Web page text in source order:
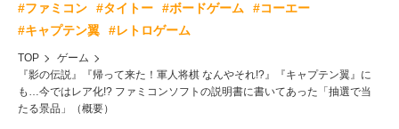
#ファミコン #タイトー #ボードゲーム
#コーエー
#キャプテン翼
#レトロゲーム
TOP
ゲーム
『影の伝説』『帰って来た！軍人将棋 なんやそれ!?』『キャプテン翼』に
も…今ではレア化!? ファミコンソフトの説明書に書いてあった「抽選で当
たる景品」（概要）